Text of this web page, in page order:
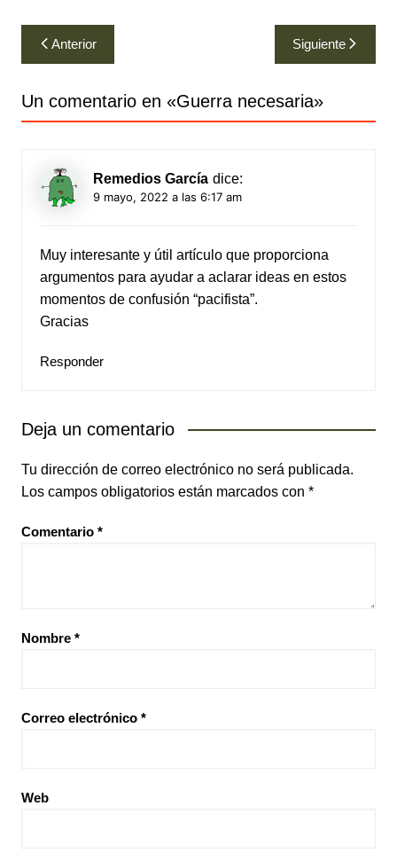
Navegación
de
entradas
Anterior Siguiente
Un comentario en «Guerra necesaria»
Remedios García dice:
9 mayo, 2022 a las 6:17 am
Muy interesante y útil artículo que proporciona
argumentos para ayudar a aclarar ideas en estos
momentos de confusión “pacifista”.
Gracias
Responder
Deja un comentario
Tu dirección de correo electrónico no será publicada.
Los campos obligatorios están marcados con *
Comentario *
Nombre *
Correo electrónico *
Web